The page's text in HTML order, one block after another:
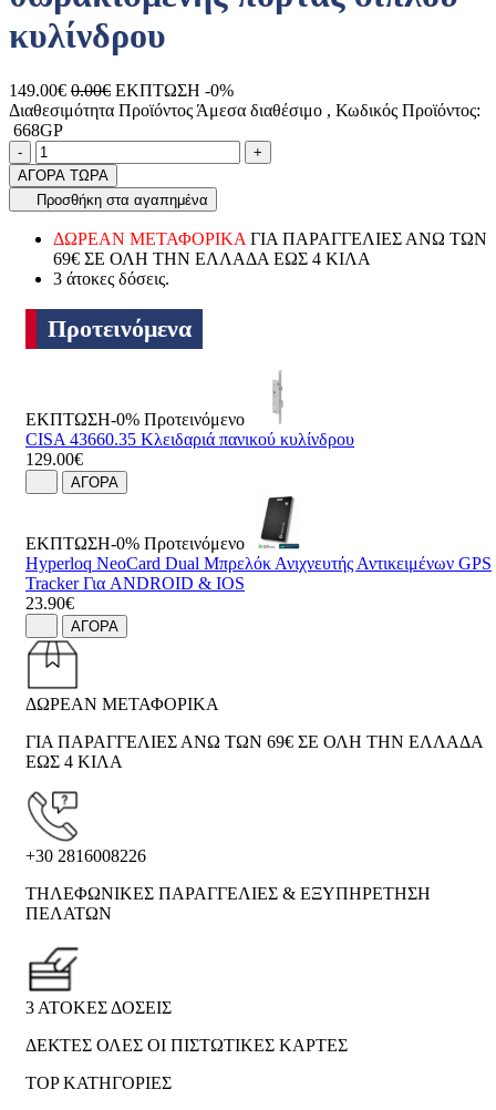
κυλίνδρου
149.00€ 0.00€ ΕΚΠΤΩΣΗ -0%
Διαθεσιμότητα Προϊόντος Άμεσα διαθέσιμο , Κωδικός Προϊόντος:
668GP
Ποσότητα
-product.increase.quantity +
ΑΓΟΡΑ ΤΩΡΑ
Προσθήκη στα αγαπημένα
ΔΩΡΕΑΝ ΜΕΤΑΦΟΡΙΚΑ ΓΙΑ ΠΑΡΑΓΓΕΛΙΕΣ ΑΝΩ ΤΩΝ
69€ ΣΕ ΟΛΗ ΤΗΝ ΕΛΛΑΔΑ ΕΩΣ 4 ΚΙΛΑ
3 άτοκες δόσεις.
Προτεινόμενα
ΕΚΠΤΩΣΗ-0% Προτεινόμενο
CISA 43660.35 Κλειδαριά πανικού κυλίνδρου
129.00€
ΑΓΟΡΑ
ΕΚΠΤΩΣΗ-0% Προτεινόμενο
Hyperloq NeoCard Dual Μπρελόκ Ανιχνευτής Αντικειμένων GPS
Tracker Για ANDROID & IOS
23.90€
ΑΓΟΡΑ
ΔΩΡΕΑΝ ΜΕΤΑΦΟΡΙΚΑ
ΓΙΑ ΠΑΡΑΓΓΕΛΙΕΣ ΑΝΩ ΤΩΝ 69€ ΣΕ ΟΛΗ ΤΗΝ ΕΛΛΑΔΑ
ΕΩΣ 4 ΚΙΛΑ
+30 2816008226
ΤΗΛΕΦΩΝΙΚΕΣ ΠΑΡΑΓΓΕΛΙΕΣ & ΕΞΥΠΗΡΕΤΗΣΗ
ΠΕΛΑΤΩΝ
3 ΑΤΟΚΕΣ ΔΟΣΕΙΣ
ΔΕΚΤΕΣ ΟΛΕΣ ΟΙ ΠΙΣΤΩΤΙΚΕΣ ΚΑΡΤΕΣ
TOP ΚΑΤΗΓΟΡΙΕΣ